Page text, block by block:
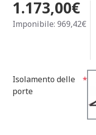
1.173,00€
Imponibile: 969,42€
Isolamento delle
porte